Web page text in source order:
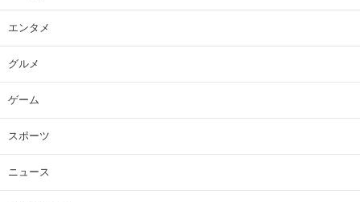
エンタメ
グルメ
ゲーム
スポーツ
ニュース